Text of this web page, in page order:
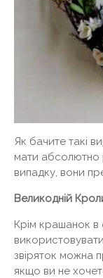
Як бачите такі
мати абсолютно
випадку, вони
Великодній
Крім крашанок в
звіряток можна
якщо ви не